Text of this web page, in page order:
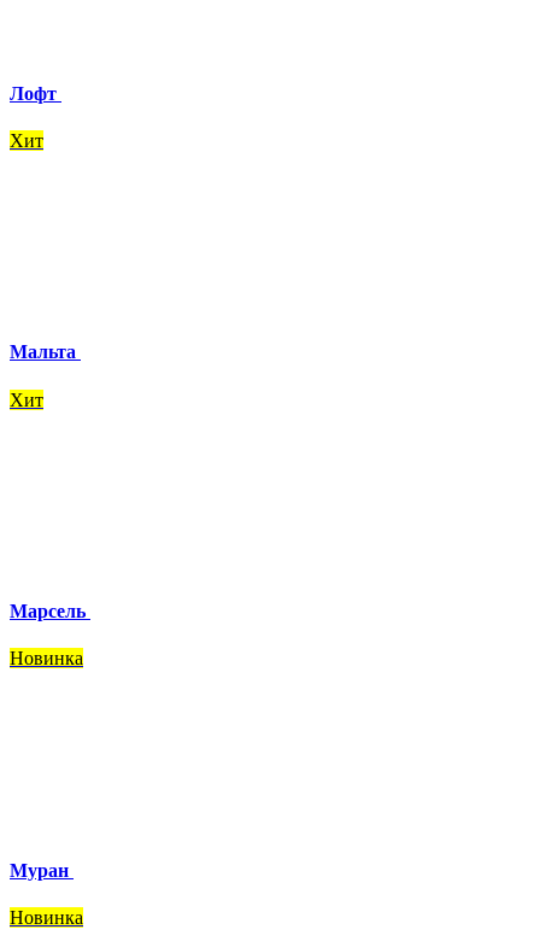
Лофт
Хит
Мальта
Хит
Марсель
Новинка
Муран
Новинка